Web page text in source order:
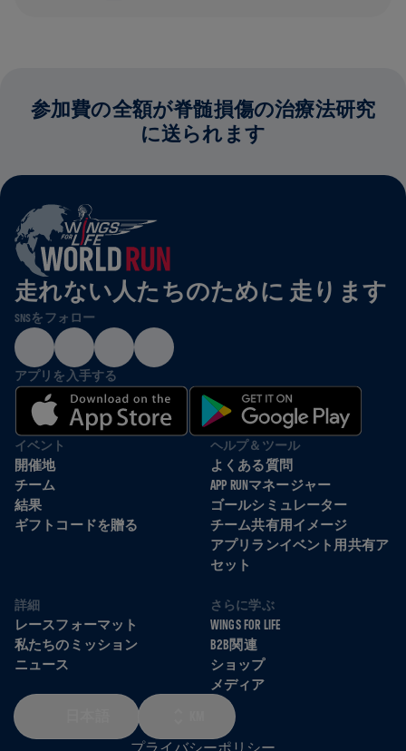
参加費の全額が脊髄損傷の治療法研究
に送られます
走れない人たちのために 走ります
SNSをフォロー
アプリを入手する
イベント
開催地
チーム
結果
ギフトコードを贈る
ヘルプ＆ツール
よくある質問
APP RUNマネージャー
ゴールシミュレーター
チーム共有用イメージ
アプリランイベント用共有ア
セット
詳細
レースフォーマット
私たちのミッション
ニュース
さらに学ぶ
WINGS FOR LIFE
B2B関連
ショップ
メディア